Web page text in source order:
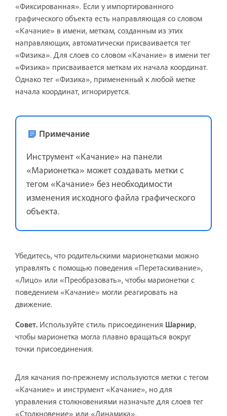
«Фиксированная». Если у импортированного
графического объекта есть направляющая со словом
«Качание» в имени, меткам, созданным из этих
направляющих, автоматически присваивается тег
«Физика». Для слоев со словом «Качание» в имени тег
«Физика» присваивается меткам их начала координат.
Однако тег «Физика», примененный к любой метке
начала координат, игнорируется.
Примечание
Инструмент «Качание» на панели
«Марионетка» может создавать метки с
тегом «Качание» без необходимости
изменения исходного файла графического
объекта.
Убедитесь, что родительскими марионетками можно
управлять с помощью поведения «Перетаскивание»,
«Лицо» или «Преобразовать», чтобы марионетки с
поведением «Качание» могли реагировать на
движение.
Совет. Используйте стиль присоединения Шарнир,
чтобы марионетка могла плавно вращаться вокруг
точки присоединения.
Для качания по-прежнему используются метки с тегом
«Качание» и инструмент «Качание», но для
управления столкновениями назначьте для слоев тег
«Столкновение» или «Динамика».